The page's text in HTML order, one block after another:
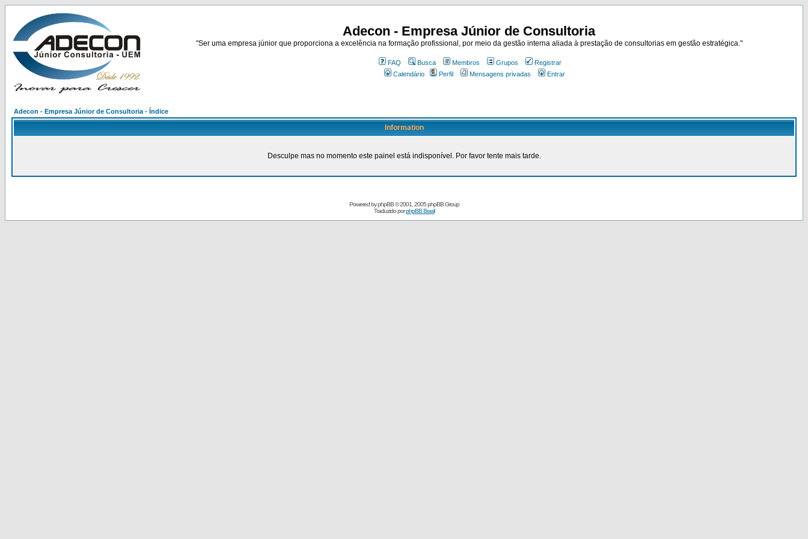
Adecon - Empresa Júnior de Consultoria
"Ser uma empresa júnior que proporciona a excelência na formação profissional, por meio da gestão interna aliada à prestação de consultorias em gestão estratégica."
FAQ Busca Membros Grupos
Registrar
Calendário
Perfil Mensagens privadas Entrar
Adecon - Empresa Júnior de Consultoria - Índice
Information
Desculpe mas no momento este painel está indisponível. Por favor tente mais tarde.
Powered byphpBB© 2001, 2005 phpBB Group
Traduzido porphpBB Brasil